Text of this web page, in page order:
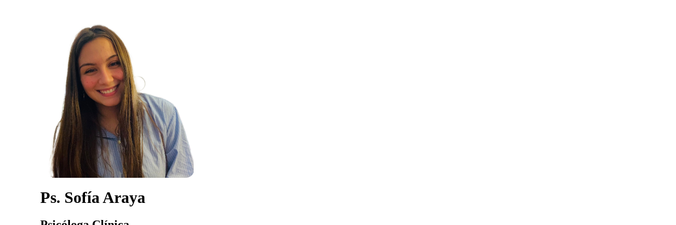
Ps. Sofía Araya